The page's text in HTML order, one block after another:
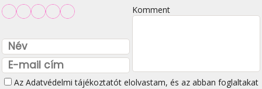
Komment
Az Adatvédelmi tájékoztatótelolvastam, és az abban foglaltakat